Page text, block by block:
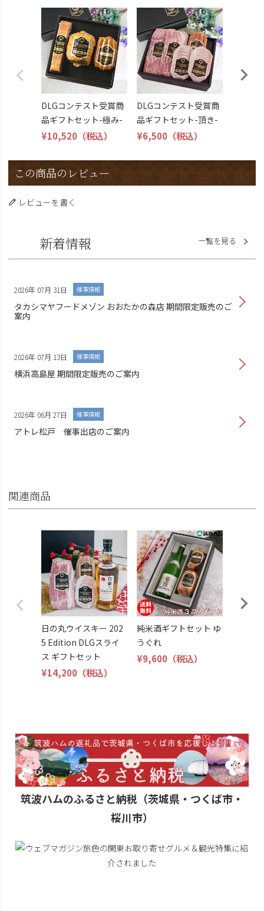
DLGコンテスト受賞商
品ギフトセット-極み-
¥10,520 （税込）
DLGコンテスト受賞商
品ギフトセット-頂き-
¥6,500 （税込）
この商品のレビュー
レビューを書く
新着情報 一覧を見る
2026年 07月 31日 催事情報
タカシマヤフードメゾン おおたかの森店 期間限定販売のご
案内
2026年 07月 13日 催事情報
横浜高島屋 期間限定販売のご案内
2026年 06月 27日 催事情報
アトレ松戸 催事出店のご案内
関連商品
日の丸ウイスキー 202
5 Edition DLGスライ
ス ギフトセット
¥14,200 （税込）
純米酒ギフトセット ゆ
うぐれ
¥9,600 （税込）
筑波ハムのふるさと納税（茨城県・つくば市・
桜川市）